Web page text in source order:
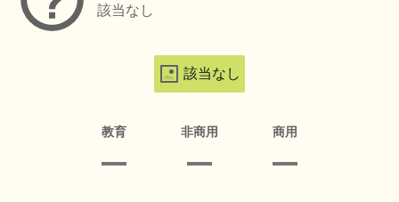
該当なし
該当なし
教育 非商用 商用